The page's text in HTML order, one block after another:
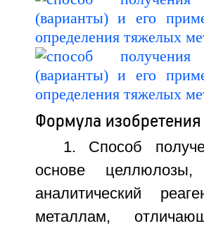
Формула изобретения
1. Способ
основе целлюлозы,
аналитический
металлам,